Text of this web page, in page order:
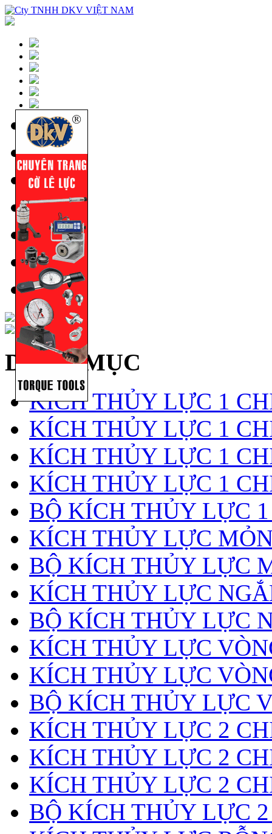
DANH MỤC
KÍCH THỦY LỰC 1
KÍCH THỦY LỰC 1
KÍCH THỦY LỰC 1
KÍCH THỦY LỰC 1
BỘ KÍCH THỦY LỰC
KÍCH THỦY LỰC
BỘ KÍCH THỦY LỰC
KÍCH THỦY LỰC
BỘ KÍCH THỦY LỰC
KÍCH THỦY LỰC
KÍCH THỦY LỰC
BỘ KÍCH THỦY LỰC
KÍCH THỦY LỰC 2
KÍCH THỦY LỰC 2
KÍCH THỦY LỰC 2
BỘ KÍCH THỦY LỰC